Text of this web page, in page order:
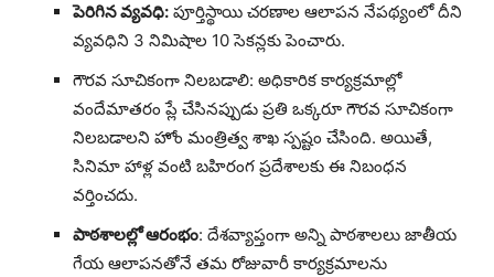
పెరిగిన వ్యవధి: పూర్తిస్థాయి చరణాల ఆలాపన నేపథ్యంలో దీని
వ్యవధిని 3 నిమిషాల 10 సెకన్లకు పెంచారు.
గౌరవ సూచికంగా నిలబడాలి: అధికారిక కార్యక్రమాల్లో
వందేమాతరం ప్లే చేసినప్పుడు ప్రతి ఒక్కరూ గౌరవ సూచికంగా
నిలబడాలని హోం మంత్రిత్వ శాఖ స్పష్టం చేసింది. అయితే,
సినిమా హాళ్ల వంటి బహిరంగ ప్రదేశాలకు ఈ నిబంధన
వర్తించదు.
పాఠశాలల్లో ఆరంభం: దేశవ్యాప్తంగా అన్ని పాఠశాలలు జాతీయ
గేయ ఆలాపనతోనే తమ రోజువారీ కార్యక్రమాలను